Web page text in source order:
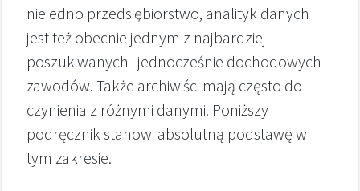
niejedno przedsiębiorstwo, analityk danych
jest też obecnie jednym z najbardziej
poszukiwanych i jednocześnie dochodowych
zawodów. Także archiwiści mają często do
czynienia z różnymi danymi. Poniższy
podręcznik stanowi absolutną podstawę w
tym zakresie.